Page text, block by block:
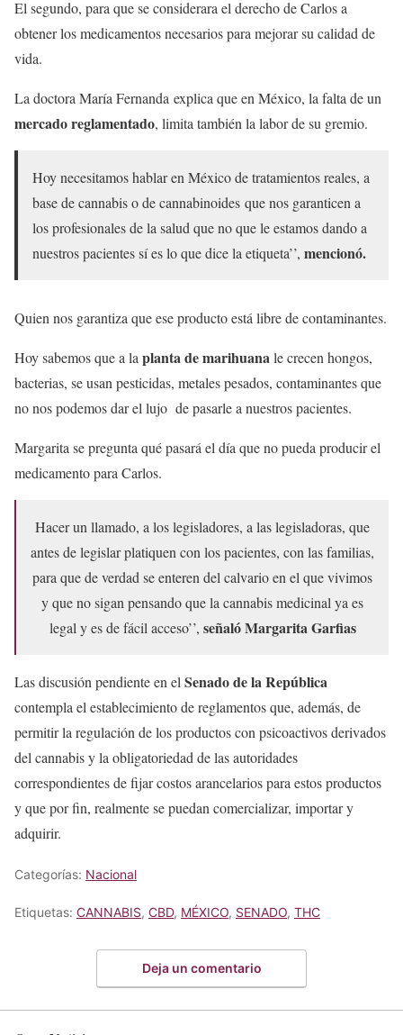
El segundo, para que se considerara el derecho de Carlos a
obtener los medicamentos necesarios para mejorar su calidad de
vida.
La doctora María Fernanda explica que en México, la falta de un
mercado reglamentado, limita también la labor de su gremio.
Hoy necesitamos hablar en México de tratamientos reales, a
base de cannabis o de cannabinoides que nos garanticen a
los profesionales de la salud que no que le estamos dando a
nuestros pacientes sí es lo que dice la etiqueta’’, mencionó.
Quien nos garantiza que ese producto está libre de contaminantes.
Hoy sabemos que a la planta de marihuanale crecen hongos,
bacterias, se usan pesticidas, metales pesados, contaminantes que
no nos podemos dar el lujo de pasarle a nuestros pacientes.
Margarita se pregunta qué pasará el día que no pueda producir el
medicamento para Carlos.
Hacer un llamado, a los legisladores, a las legisladoras, que
antes de legislar platiquen con los pacientes, con las familias,
para que de verdad se enteren del calvario en el que vivimos
y que no sigan pensando que la cannabis medicinal ya es
legal y es de fácil acceso’’, señaló Margarita Garfias
Las discusión pendiente en el Senado de la República
contempla el establecimiento de reglamentos que, además, de
permitir la regulación de los productos con psicoactivos derivados
del cannabis y la obligatoriedad de las autoridades
correspondientes de fijar costos arancelarios para estos productos
y que por fin, realmente se puedan comercializar, importar y
adquirir.
Categorías: Nacional
Etiquetas: CANNABIS, CBD, MÉXICO, SENADO, THC
Deja un comentario